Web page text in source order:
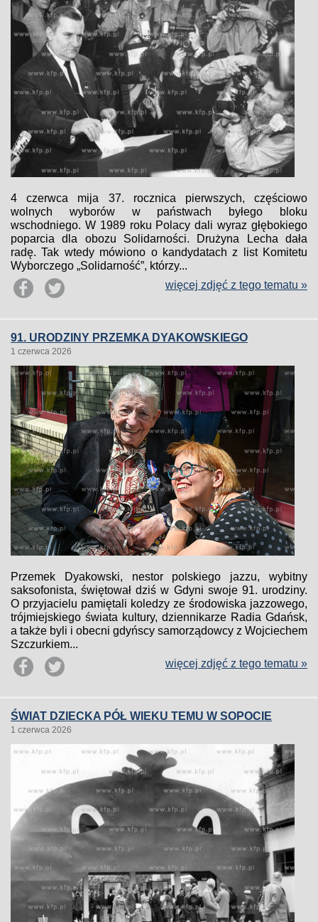
4 czerwca mija 37. rocznica pierwszych, częściowo
wolnych wyborów w państwach byłego bloku
wschodniego. W 1989 roku Polacy dali wyraz głębokiego
poparcia dla obozu Solidarności. Drużyna Lecha dała
radę. Tak wtedy mówiono o kandydatach z list Komitetu
Wyborczego „Solidarność”, którzy...
więcej zdjęć z tego tematu »
91. URODZINY PRZEMKA DYAKOWSKIEGO
1 czerwca 2026
Przemek Dyakowski, nestor polskiego jazzu, wybitny
saksofonista, świętował dziś w Gdyni swoje 91. urodziny.
O przyjacielu pamiętali koledzy ze środowiska jazzowego,
trójmiejskiego świata kultury, dziennikarze Radia Gdańsk,
a także byli i obecni gdyńscy samorządowcy z Wojciechem
Szczurkiem...
więcej zdjęć z tego tematu »
ŚWIAT DZIECKA PÓŁ WIEKU TEMU W SOPOCIE
1 czerwca 2026